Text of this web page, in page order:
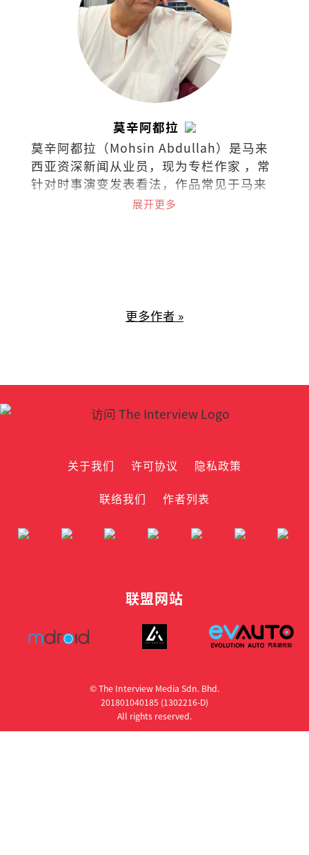
莫辛阿都拉
莫辛阿都拉（Mohsin Abdullah）是马来
西亚资深新闻从业员，现为专栏作家 ，常
针对时事演变发表看法，作品常见于马来
西亚各英文报章与杂志。
展开更多
更多作者 »
关于我们 许可协议
隐私政策
联络我们
作者列表
联盟网站
© The Interview Media Sdn. Bhd.
201801040185 (1302216­-D)
All rights reserved.